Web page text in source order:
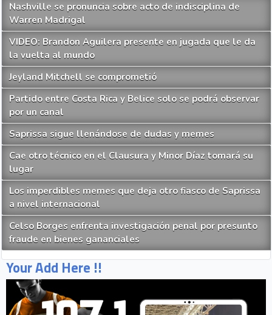
Nashville se pronuncia sobre acto de indisciplina de
Warren Madrigal
VIDEO: Brandon Aguilera presente en jugada que le da
la vuelta al mundo
Jeyland Mitchell se comprometió
Partido entre Costa Rica y Belice solo se podrá observar
por un canal
Saprissa sigue llenándose de dudas y memes
Cae otro técnico en el Clausura y Minor Díaz tomará su
lugar
Los imperdibles memes que deja otro fiasco de Saprissa
a nivel internacional
Celso Borges enfrenta investigación penal por presunto
fraude en bienes gananciales
Your Add Here !!